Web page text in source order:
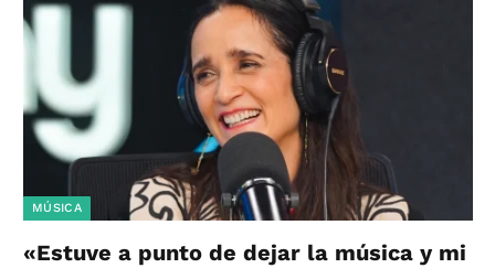
MÚSICA
«Estuve a punto de dejar la música y mi